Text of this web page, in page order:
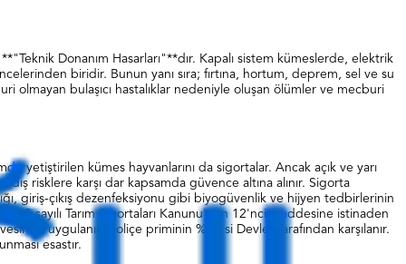
Donanım Hasarları"**dır. Kapalı sistem kümeslerde, elektrik
biridir. Bunun yanı sıra; fırtına, hortum, deprem, sel ve su
olmayan bulaşıcı hastalıklar nedeniyle oluşan ölümler ve mecburi
yetiştirilen kümes hayvanlarını da sigortalar. Ancak açık ve yarı
risklere karşı dar kapsamda güvence altına alınır. Sigorta
giriş-çıkış dezenfeksiyonu gibi biyogüvenlik ve hijyen tedbirlerinin
sayılı Tarım Sigortaları Kanunu'nun 12'nci maddesine istinaden
uygulanır; poliçe priminin %50'si Devlet tarafından karşılanır.
esastır.